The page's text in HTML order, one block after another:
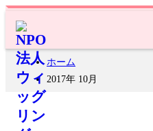
ホーム
2017年 10月